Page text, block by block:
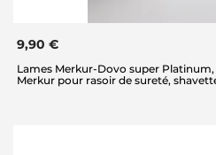
9,90 €
Lames Merkur-Dovo super Platinum,
Merkur pour rasoir de sureté,